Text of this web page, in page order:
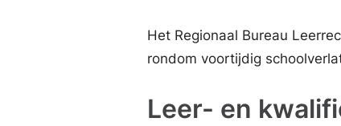
Het Regionaal Bureau
rondom voortijdig
Leer- en